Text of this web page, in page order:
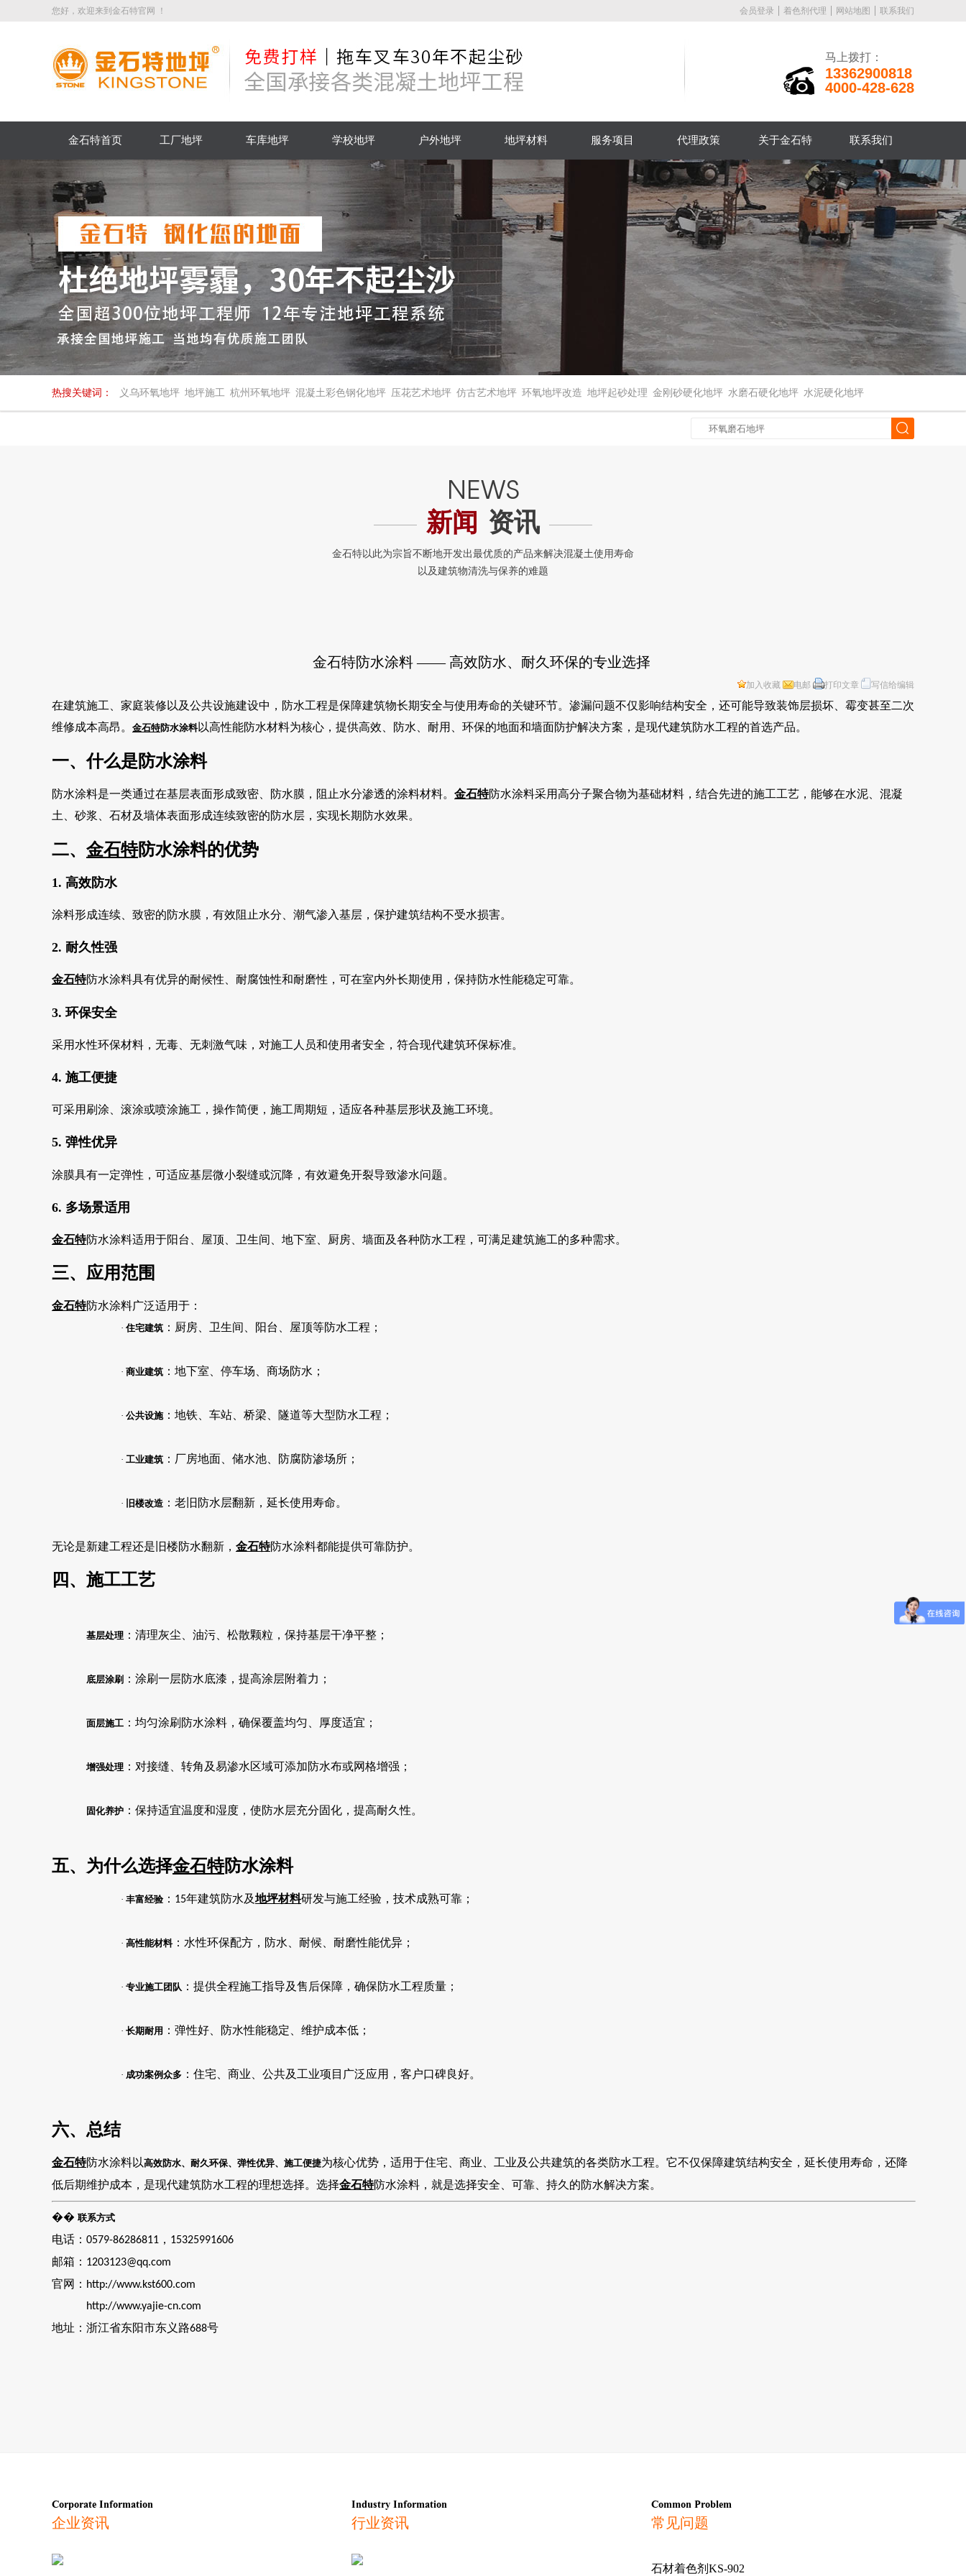
您好，欢迎来到金石特官网 ！ 会员登录 着色剂代理 网站地图 联系我们
马上拨打：
13362900818
4000-428-628
金石特首页 工厂地坪 车库地坪 学校地坪 户外地坪 地坪材料 服务项目 代理政策 关于金石特 联系我们
热搜关键词： 义乌环氧地坪 地坪施工 杭州环氧地坪 混凝土彩色钢化地坪 压花艺术地坪 仿古艺术地坪 环氧地坪改造 地坪起砂处理 金刚砂硬化地坪 水磨石硬化地坪 水泥硬化地坪
新闻 资讯
金石特防水涂料 —— 高效防水、耐久环保的专业选择
加入收藏 电邮 打印文章 写信给编辑
在建筑施工、家庭装修以及公共设施建设中，防水工程是保障建筑物长期安全与使用寿命的关键环节。渗漏问题不仅影响结构安全，还可能导致装饰层损坏、霉变甚至二次
维修成本高昂。 金石特防水涂料以高性能防水材料为核心，提供高效、防水、耐用、环保的地面和墙面防护解决方案，是现代建筑防水工程的首选产品。
一、什么是防水涂料
防水涂料是一类通过在基层表面形成致密、防水膜，阻止水分渗透的涂料材料。 金石特防水涂料采用高分子聚合物为基础材料，结合先进的施工工艺，能够在水泥、混凝
土、砂浆、石材及墙体表面形成连续致密的防水层，实现长期防水效果。
二、 金石特防水涂料的优势
1. 高效防水
涂料形成连续、致密的防水膜，有效阻止水分、潮气渗入基层，保护建筑结构不受水损害。
2. 耐久性强
金石特防水涂料具有优异的耐候性、耐腐蚀性和耐磨性，可在室内外长期使用，保持防水性能稳定可靠。
3. 环保安全
采用水性环保材料，无毒、无刺激气味，对施工人员和使用者安全，符合现代建筑环保标准。
4. 施工便捷
可采用刷涂、滚涂或喷涂施工，操作简便，施工周期短，适应各种基层形状及施工环境。
5. 弹性优异
涂膜具有一定弹性，可适应基层微小裂缝或沉降，有效避免开裂导致渗水问题。
6. 多场景适用
金石特防水涂料适用于阳台、屋顶、卫生间、地下室、厨房、墙面及各种防水工程，可满足建筑施工的多种需求。
三、应用范围
金石特防水涂料广泛适用于：
· 住宅建筑 ：厨房、卫生间、阳台、屋顶等防水工程；
· 商业建筑 ：地下室、停车场、商场防水；
· 公共设施：地铁、车站、桥梁、隧道等大型防水工程；
· 工业建筑 ：厂房地面、储水池、防腐防渗场所；
· 旧楼改造 ：老旧防水层翻新，延长使用寿命。
无论是新建工程还是旧楼防水翻新， 金石特防水涂料都能提供可靠防护。
四、施工工艺
基层处理 ：清理灰尘、油污、松散颗粒，保持基层干净平整；
底层涂刷 ：涂刷一层防水底漆，提高涂层附着力；
面层施工 ：均匀涂刷防水涂料，确保覆盖均匀、厚度适宜；
增强处理 ：对接缝、转角及易渗水区域可添加防水布或网格增强；
固化养护 ：保持适宜温度和湿度，使防水层充分固化，提高耐久性。
五、为什么选择金石特防水涂料
· 丰富经验： 15年建筑防水及地坪材料研发与施工经验，技术成熟可靠；
· 高性能材料：水性环保配方，防水、耐候、耐磨性能优异；
· 专业施工团队 ：提供全程施工指导及售后保障，确保防水工程质量；
· 长期耐用 ：弹性好、防水性能稳定、维护成本低；
· 成功案例众多 ：住宅、商业、公共及工业项目广泛应用，客户口碑良好。
六、总结
金石特防水涂料以高效防水、耐久环保、弹性优异、施工便捷为核心优势，适用于住宅、商业、工业及公共建筑的各类防水工程。它不仅保障建筑结构安全，延长使用寿命，还降
低后期维护成本，是现代建筑防水工程的理想选择。选择金石特防水涂料，就是选择安全、可靠、持久的防水解决方案。
�� 联系方式
电话： 0579-86286811 ， 15325991606
邮箱： 1203123@qq.com
官网： http://www.kst600.com
http://www.yajie-cn.com
地址：浙江省东阳市东义路688号
Corporate Information
企业资讯
Industry Information
行业资讯
Common Problem
常见问题
石材着色剂KS-902